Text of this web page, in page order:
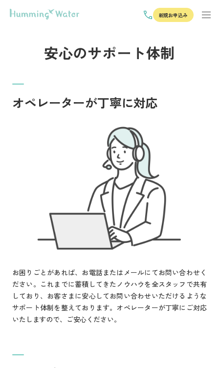
新規お申込み
安心のサポート体制
オペレーターが丁寧に対応
お困りごとがあれば、お電話またはメールにてお問い合わせく
ださい。これまでに蓄積してきたノウハウを全スタッフで共有
しており、お客さまに安心してお問い合わせいただけるような
サポート体制を整えております。オペレーターが丁寧にご対応
いたしますので、ご安心ください。